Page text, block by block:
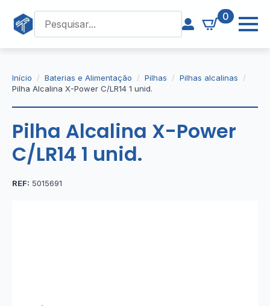
0
Início Baterias e Alimentação Pilhas
Pilhas alcalinas
Pilha Alcalina X-Power C/LR14 1 unid.
Pilha Alcalina X-Power
C/LR14 1 unid.
REF: 5015691